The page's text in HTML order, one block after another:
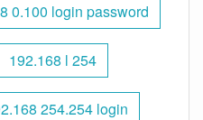
0.100 login password
192.168 l 254
254.254 login